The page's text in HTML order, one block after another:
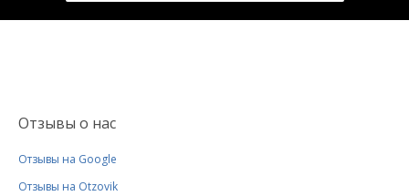
Отзывы о нас
Отзывы на Google
Отзывы на Otzovik